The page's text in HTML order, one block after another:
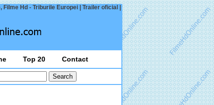
Hd - Triburile Europei | Trailer oficial |
Top 20 Contact